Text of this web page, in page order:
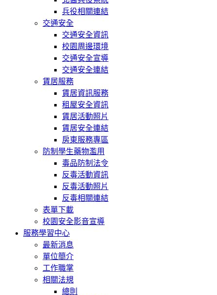
兵役相關連結
交通安全
交通安全資訊
校園周邊環境
交通安全宣導
交通安全連結
賃居服務
賃居資訊服務
租屋安全資訊
賃居活動照片
賃居安全連結
房東服務專區
防制學生藥物濫用
毒品防制法令
反毒活動資訊
反毒活動照片
反毒相關連結
表單下載
校園安全影音宣導
服務學習中心
最新消息
單位簡介
工作職掌
相關法規
總則